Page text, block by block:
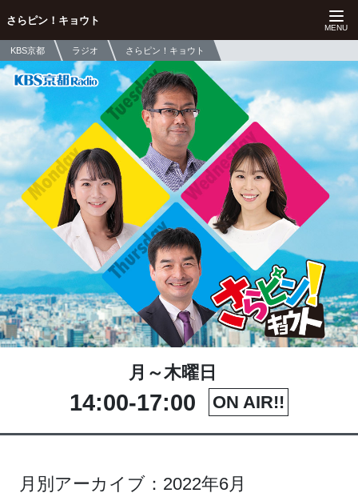
さらピン！キョウト
KBS京都 ラジオ さらピン！キョウト
月～木曜日
14:00-17:00 ON AIR!!
月別アーカイブ：2022年6月